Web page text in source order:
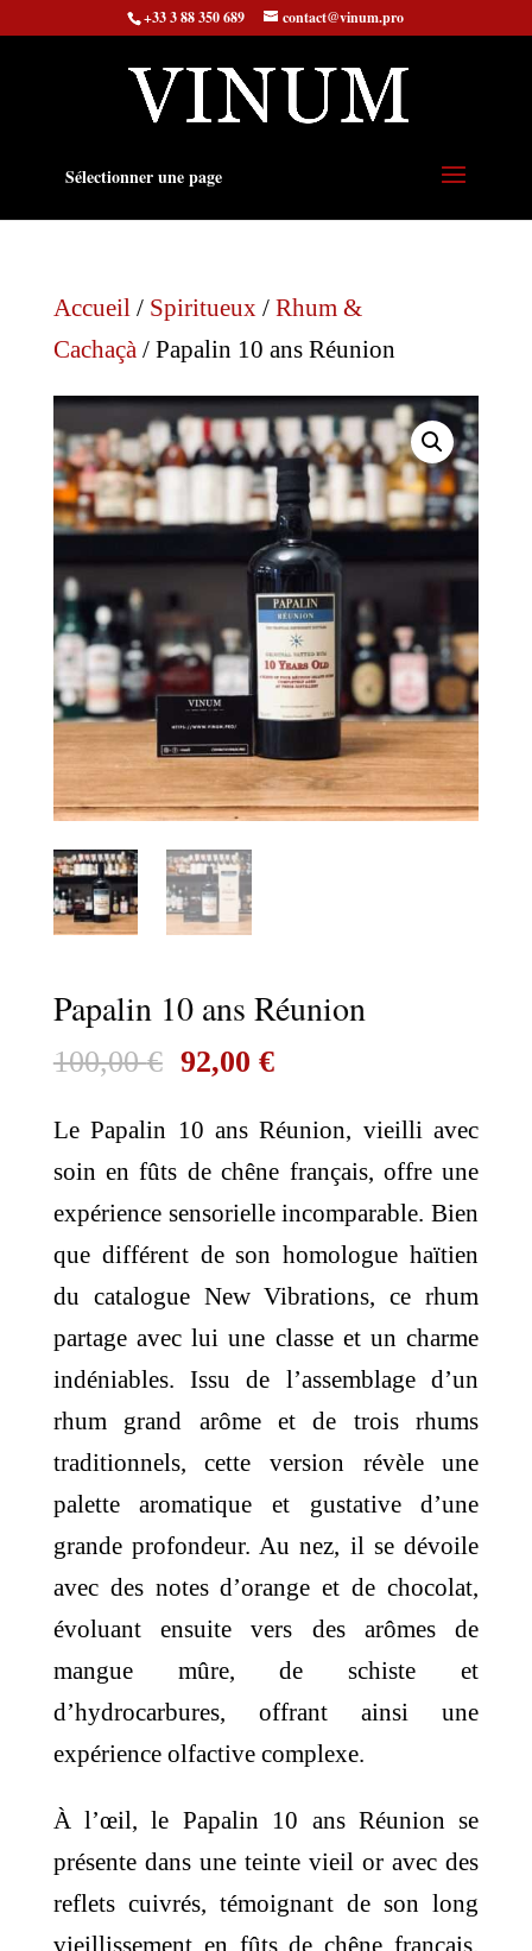
+33 3 88 350 689 contact@vinum.pro
Sélectionner une page
Accueil/ Spiritueux/ Rhum &
Cachaçà/ Papalin 10 ans Réunion
Papalin 10 ans Réunion
100,00€ Le
initial
était :
100,00 €.
92,00 €Le
actuel
est :
92,00 €.
Le Papalin 10 ans Réunion, vieilli avec
soin en fûts de chêne français, offre une
expérience sensorielle incomparable. Bien
que différent de son homologue haïtien
du catalogue New Vibrations, ce rhum
partage avec lui une classe et un charme
indéniables. Issu de l’assemblage d’un
rhum grand arôme et de trois rhums
traditionnels, cette version révèle une
palette aromatique et gustative d’une
grande profondeur. Au nez, il se dévoile
avec des notes d’orange et de chocolat,
évoluant ensuite vers des arômes de
mangue mûre, de schiste et
d’hydrocarbures, offrant ainsi une
expérience olfactive complexe.
À l’œil, le Papalin 10 ans Réunion se
présente dans une teinte vieil or avec des
reflets cuivrés, témoignant de son long
vieillissement en fûts de chêne français.